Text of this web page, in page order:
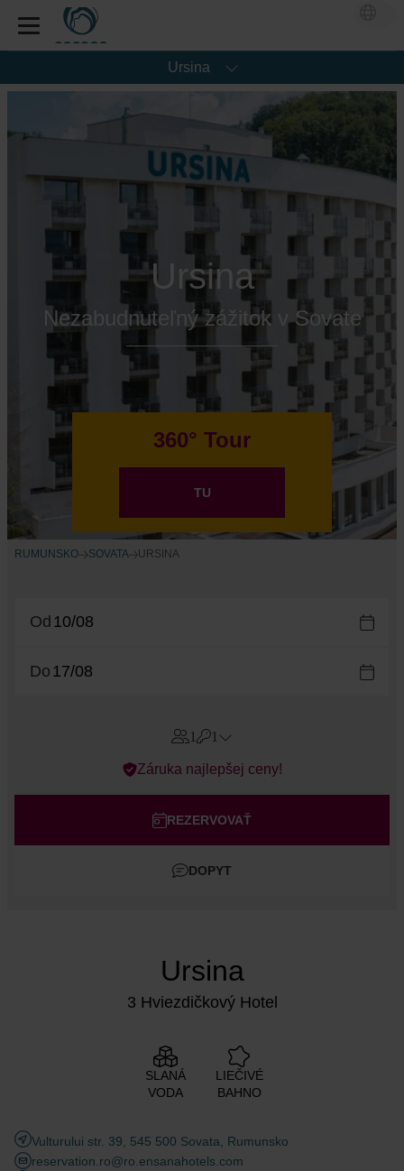
Ursina
Ursina
Nezabudnuteľný zážitok v Sovate
360° Tour
TU
RUMUNSKO SOVATA URSINA
Od
Do
1 1
Errors?
Deti
Záruka najlepšej ceny!
REZERVOVAŤ
DOPYT
Ursina
3 Hviezdičkový Hotel
SLANÁ
VODA
LIEČIVÉ
BAHNO
Vulturului str. 39, 545 500 Sovata, Rumunsko
reservation.ro@ro.ensanahotels.com